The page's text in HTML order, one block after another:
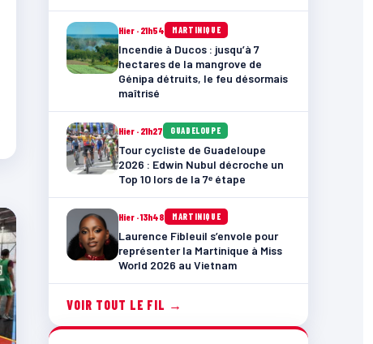
Hier · 21h54 MARTINIQUE
Incendie à Ducos : jusqu’à 7
hectares de la mangrove de
Génipa détruits, le feu désormais
maîtrisé
Hier · 21h27 GUADELOUPE
Tour cycliste de Guadeloupe
2026 : Edwin Nubul décroche un
Top 10 lors de la 7ᵉ étape
Hier · 13h48 MARTINIQUE
Laurence Fibleuil s’envole pour
représenter la Martinique à Miss
World 2026 au Vietnam
VOIR TOUT LE FIL →